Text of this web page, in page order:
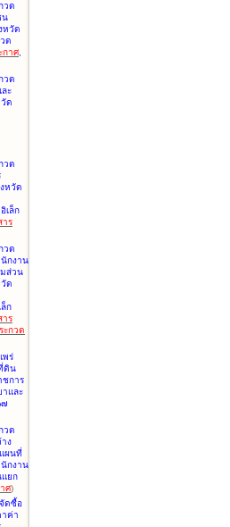
วด
น
หวัด
ด
กาศ,
วด
ะ
ด
วด
หวัด
เล็ก
าร
วด
นักงาน
ส่วน
ด
ก
าร
ะกวด
พร่
ดิน
ชการ
และ
๗
วด
ง
ผนที่
นักงาน
ยก
ศ)
ดซื้อ
าค่า